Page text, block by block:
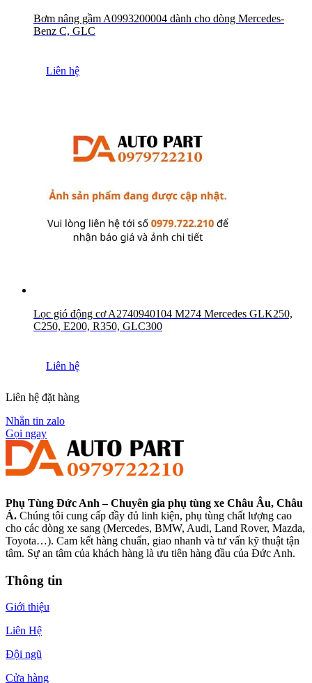
Bơm nâng gầm A0993200004 dành cho dòng Mercedes-
Benz C, GLC
Liên hệ
Lọc gió động cơ A2740940104 M274 Mercedes GLK250,
C250, E200, R350, GLC300
Liên hệ
Liên hệ đặt hàng
Nhắn tin zalo
Gọi ngay
Phụ Tùng Đức Anh – Chuyên gia phụ tùng xe Châu Âu, Châu
Á. Chúng tôi cung cấp đầy đủ linh kiện, phụ tùng chất lượng cao
cho các dòng xe sang (Mercedes, BMW, Audi, Land Rover, Mazda,
Toyota…). Cam kết hàng chuẩn, giao nhanh và tư vấn kỹ thuật tận
tâm. Sự an tâm của khách hàng là ưu tiên hàng đầu của Đức Anh.
Thông tin
Giới thiệu
Liên Hệ
Đội ngũ
Cửa hàng